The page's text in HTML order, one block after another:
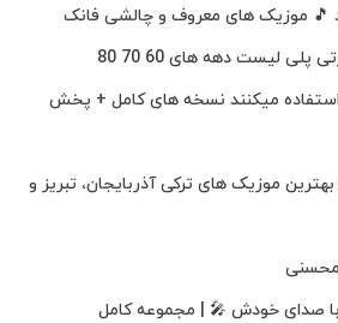
🎵 موزیک‌ های معروف و چالشی فانک
لیست دهه های 60 70 80
استفاده میکنند نسخه های کامل + پخش
موزیک‌ های ترکی آذربایجان، تبریز و
محسنی
با صدای خودش 🎤 | مجموعه کامل